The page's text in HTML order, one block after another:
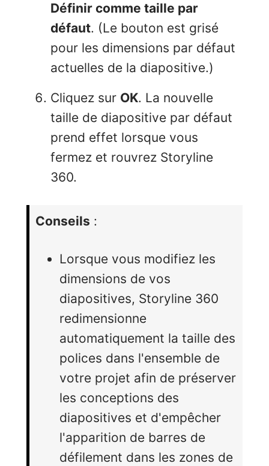
Définir comme taille par
défaut. (Le bouton est grisé
pour les dimensions par défaut
actuelles de la diapositive.)
Cliquez sur OK. La nouvelle
taille de diapositive par défaut
prend effet lorsque vous
fermez et rouvrez Storyline
360.
Conseils :
Lorsque vous modifiez les
dimensions de vos
diapositives, Storyline 360
redimensionne
automatiquement la taille des
polices dans l'ensemble de
votre projet afin de préserver
les conceptions des
diapositives et d'empêcher
l'apparition de barres de
défilement dans les zones de